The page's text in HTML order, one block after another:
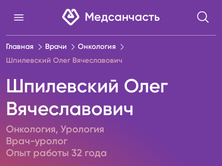
Медсанчасть
Главная Врачи
Онкология
Шпилевский Олег Вячеславович
Шпилевский Олег
Вячеславович
Онкология,Урология
Врач-уролог
Опыт работы32 года